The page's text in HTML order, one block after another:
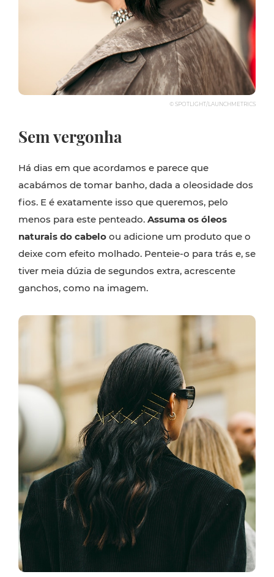
© SPOTLIGHT/LAUNCHMETRICS
Sem vergonha
Há dias em que acordamos e parece que
acabámos de tomar banho, dada a oleosidade dos
fios. E é exatamente isso que queremos, pelo
menos para este penteado. Assuma os óleos
naturais do cabelo ou adicione um produto que o
deixe com efeito molhado. Penteie-o para trás e, se
tiver meia dúzia de segundos extra, acrescente
ganchos, como na imagem.